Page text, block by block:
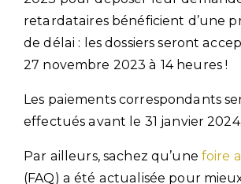
retardataires bénéficient d’une
de délai : les dossiers seront
27 novembre 2023 à 14 heures !
Les paiements correspondants
effectués avant le 31 janvier 2024.
Par ailleurs, sachez qu’une foire
(FAQ) a été actualisée pour